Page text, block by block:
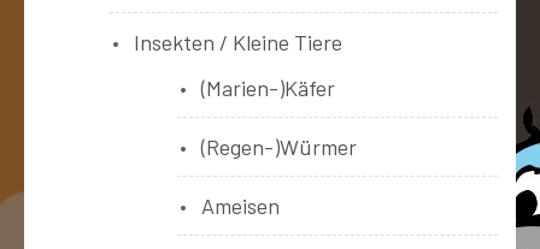
Insekten / Kleine Tiere
(Marien-)Käfer
(Regen-)Würmer
Ameisen